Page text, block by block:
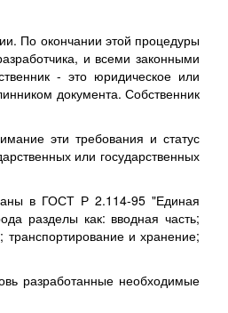
По окончании этой процедуры
и всеми законными
- это юридическое или
документа. Собственник
эти требования и статус
или государственных
в ГОСТ Р 2.114-95 "Единая
разделы как: вводная часть;
и хранение;
разработанные необходимые